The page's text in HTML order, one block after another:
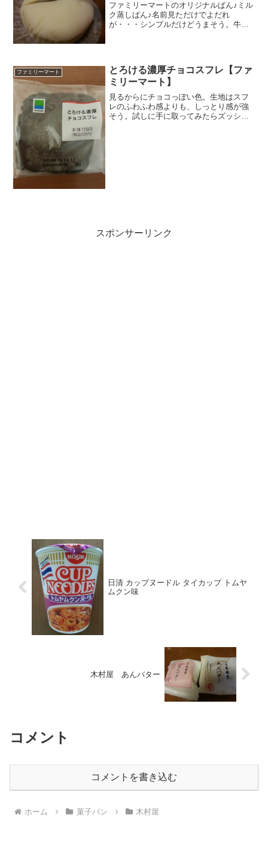
ファミリーマートのオリジナルぱん♪ミル
ク蒸しぱん♪名前見ただけでよだれ
が・・・シンプルだけどうまそう。牛乳
もほのかなミルクの...
ファミリーマート
とろける濃厚チョコスフレ【ファ
ミリーマート】
見るからにチョコっぽい色。生地はスフ
レのふわふわ感よりも、しっとり感が強
そう。試しに手に取ってみたらズッシ
スポンサーリンク
日清 カップヌードル タイカップ トムヤ
ムクン味
木村屋 あんバター
コメント
コメントを書き込む
ホーム 菓子パン 木村屋